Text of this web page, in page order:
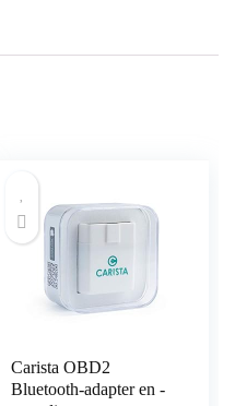
Carista OBD2
Bluetooth-adapter en -